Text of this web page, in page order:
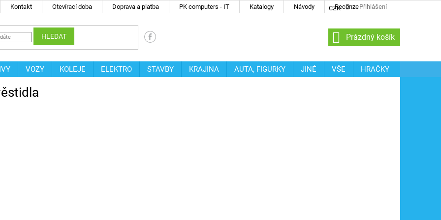
Kontakt Otevírací doba Doprava a platba PK computers - IT Katalogy Návody Recenze
CZK Přihlášení
HLEDAT
NÁKUPNÍ
KOŠÍK
Prázdný košík
VOZY KOLEJE ELEKTRO STAVBY KRAJINA AUTA, FIGURKY JINÉ VŠE
HRAČKY